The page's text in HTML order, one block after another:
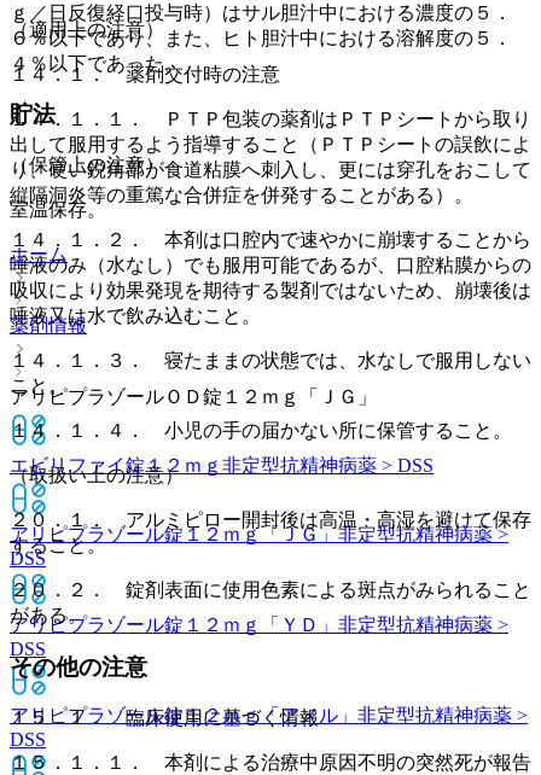
ｇ／日反復経口投与時）はサル胆汁中における濃度の５．
６％以下であり、また、ヒト胆汁中における溶解度の５．
４％以下であった。
貯法
（保管上の注意）
室温保存。
ホーム
薬剤情報
アリピプラゾールＯＤ錠１２ｍｇ「ＪＧ」
エビリファイ錠１２ｍｇ 非定型抗精神病薬 > DSS
アリピプラゾール錠１２ｍｇ「ＪＧ」非定型抗精神病薬 >
DSS
アリピプラゾール錠１２ｍｇ「ＹＤ」 非定型抗精神病薬 >
DSS
アリピプラゾール錠１２ｍｇ「アメル」 非定型抗精神病薬 >
DSS
（適用上の注意）
１４．１． 薬剤交付時の注意
１４．１．１． ＰＴＰ包装の薬剤はＰＴＰシートから取り
出して服用するよう指導すること（ＰＴＰシートの誤飲によ
り、硬い鋭角部が食道粘膜へ刺入し、更には穿孔をおこして
縦隔洞炎等の重篤な合併症を併発することがある）。
１４．１．２． 本剤は口腔内で速やかに崩壊することから
唾液のみ（水なし）でも服用可能であるが、口腔粘膜からの
吸収により効果発現を期待する製剤ではないため、崩壊後は
唾液又は水で飲み込むこと。
１４．１．３． 寝たままの状態では、水なしで服用しない
こと。
１４．１．４． 小児の手の届かない所に保管すること。
（取扱い上の注意）
２０．１． アルミピロー開封後は高温・高湿を避けて保存
すること。
２０．２． 錠剤表面に使用色素による斑点がみられること
がある。
その他の注意
１５．１． 臨床使用に基づく情報
１５．１．１． 本剤による治療中原因不明の突然死が報告